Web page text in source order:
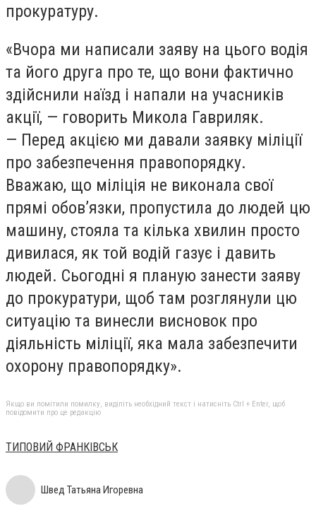
прокуратуру.
«Вчора ми написали заяву на цього водія
та його друга про те, що вони фактично
здійснили наїзд і напали на учасників
акції, — говорить Микола Гавриляк.
— Перед акцією ми давали заявку міліції
про забезпечення правопорядку.
Вважаю, що міліція не виконала свої
прямі обов’язки, пропустила до людей цю
машину, стояла та кілька хвилин просто
дивилася, як той водій газує і давить
людей. Сьогодні я планую занести заяву
до прокуратури, щоб там розглянули цю
ситуацію та винесли висновок про
діяльність міліції, яка мала забезпечити
охорону правопорядку».
Якщо ви помітили помилку, виділіть необхідний текст і натисніть Ctrl + Enter, щоб
повідомити про це редакцію
ТИПОВИЙ ФРАНКІВСЬК
Швед Татьяна Игоревна